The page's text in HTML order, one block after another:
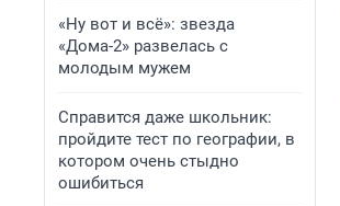
«Ну вот и всё»: звезда
«Дома-2» развелась с
молодым мужем
Справится даже школьник:
пройдите тест по географии, в
котором очень стыдно
ошибиться